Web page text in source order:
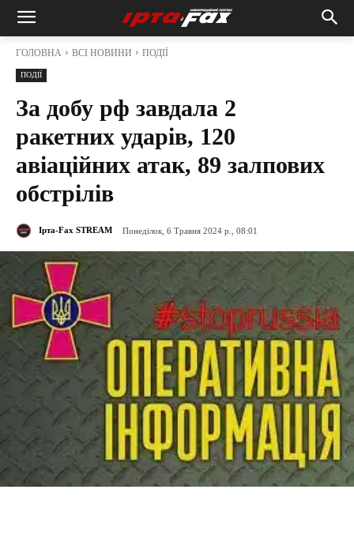
ГОЛОВНА ВСІ НОВИНИ ПОДІЇ
ПОДІЇ
За добу рф завдала 2
ракетних ударів, 120
авіаційних атак, 89 залпових
обстрілів
Ірта-Fax STREAM Понеділок, 6 Травня 2024 р., 08:01